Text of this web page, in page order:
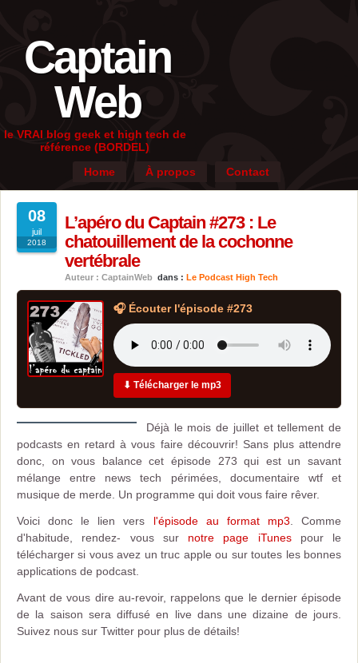
Captain
Web
le VRAI blog geek et high tech de
référence (BORDEL)
Home
À propos Contact
08
juil
2018
L’apéro du Captain #273 : Le
chatouillement de la cochonne
vertébrale
Auteur : CaptainWeb dans : Le Podcast High Tech
🎧 Écouter l'épisode #273
⬇ Télécharger le mp3
Déjà le mois de juillet et tellement de
podcasts en retard à vous faire découvrir! Sans plus attendre
donc, on vous balance cet épisode 273 qui est un savant
mélange entre news tech périmées, documentaire wtf et
musique de merde. Un programme qui doit vous faire rêver.
Voici donc le lien vers l'épisode au format mp3 . Comme
d'habitude, rendez- vous sur notre page iTunespour le
télécharger si vous avez un truc apple ou sur toutes les bonnes
applications de podcast.
Avant de vous dire au-revoir, rappelons que le dernier épisode
de la saison sera diffusé en live dans une dizaine de jours.
Suivez nous sur Twitter pour plus de détails!